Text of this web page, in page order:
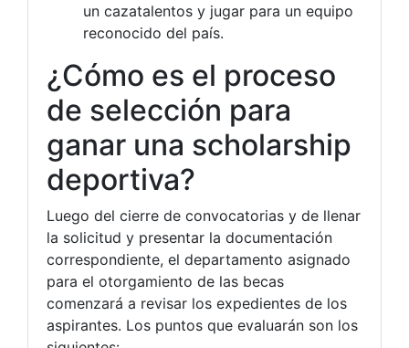
un cazatalentos y jugar para un equipo
reconocido del país.
¿Cómo es el proceso
de selección para
ganar una scholarship
deportiva?
Luego del cierre de convocatorias y de llenar
la solicitud y presentar la documentación
correspondiente, el departamento asignado
para el otorgamiento de las becas
comenzará a revisar los expedientes de los
aspirantes. Los puntos que evaluarán son los